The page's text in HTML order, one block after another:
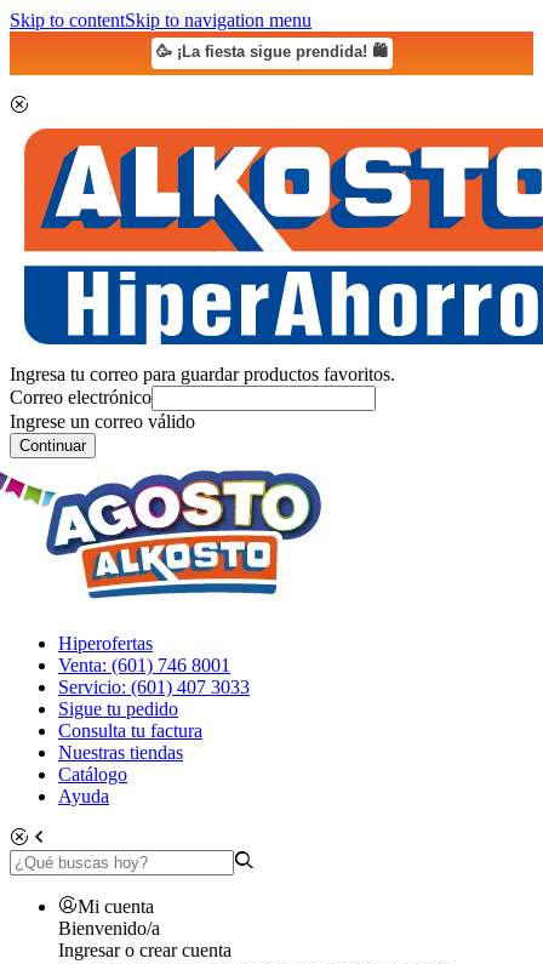
Skip to contentSkip to navigation menu
🥳 ¡La fiesta sigue prendida! 🛍️
Ingresa tu correo para guardar productos favoritos.
Correo electrónico
Ingrese un correo válido
Continuar
Hiperofertas
Venta: (601) 746 8001
Servicio: (601) 407 3033
Sigue tu pedido
Consulta tu factura
Nuestras tiendas
Catálogo
Ayuda
Mi cuenta
Bienvenido/a
Ingresar o crear cuenta